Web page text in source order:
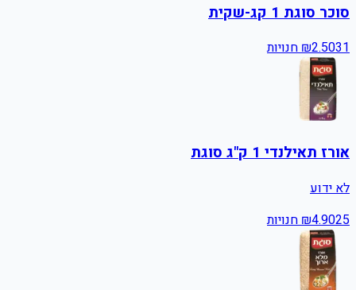
סוכר סוגת 1 קג-שקית
₪2.5031 חנויות
אורז תאילנדי 1 ק"ג סוגת
לא ידוע
₪4.9025 חנויות